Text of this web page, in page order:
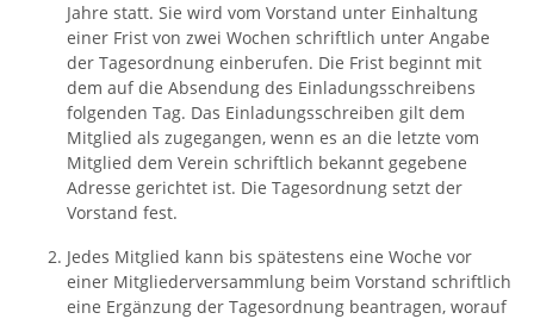
Jahre statt. Sie wird vom Vorstand unter Einhaltung
einer Frist von zwei Wochen schriftlich unter Angabe
der Tagesordnung einberufen. Die Frist beginnt mit
dem auf die Absendung des Einladungsschreibens
folgenden Tag. Das Einladungsschreiben gilt dem
Mitglied als zugegangen, wenn es an die letzte vom
Mitglied dem Verein schriftlich bekannt gegebene
Adresse gerichtet ist. Die Tagesordnung setzt der
Vorstand fest.
Jedes Mitglied kann bis spätestens eine Woche vor
einer Mitgliederversammlung beim Vorstand schriftlich
eine Ergänzung der Tagesordnung beantragen, worauf